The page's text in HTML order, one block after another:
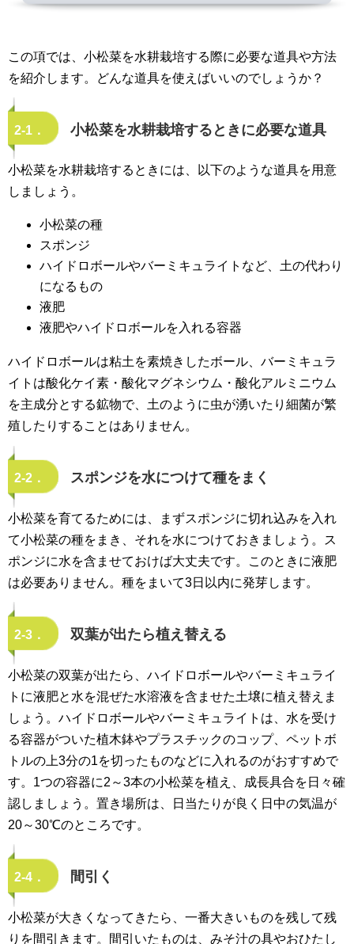
この項では、小松菜を水耕栽培する際に必要な道具や方法
を紹介します。どんな道具を使えばいいのでしょうか？
2-1． 小松菜を水耕栽培するときに必要な道具
小松菜を水耕栽培するときには、以下のような道具を用意
しましょう。
小松菜の種
スポンジ
ハイドロボールやバーミキュライトなど、土の代わり
になるもの
液肥
液肥やハイドロボールを入れる容器
ハイドロボールは粘土を素焼きしたボール、バーミキュラ
イトは酸化ケイ素・酸化マグネシウム・酸化アルミニウム
を主成分とする鉱物で、土のように虫が湧いたり細菌が繁
殖したりすることはありません。
2-2． スポンジを水につけて種をまく
小松菜を育てるためには、まずスポンジに切れ込みを入れ
て小松菜の種をまき、それを水につけておきましょう。ス
ポンジに水を含ませておけば大丈夫です。このときに液肥
は必要ありません。種をまいて3日以内に発芽します。
2-3． 双葉が出たら植え替える
小松菜の双葉が出たら、ハイドロボールやバーミキュライ
トに液肥と水を混ぜた水溶液を含ませた土壌に植え替えま
しょう。ハイドロボールやバーミキュライトは、水を受け
る容器がついた植木鉢やプラスチックのコップ、ペットボ
トルの上3分の1を切ったものなどに入れるのがおすすめで
す。1つの容器に2～3本の小松菜を植え、成長具合を日々確
認しましょう。置き場所は、日当たりが良く日中の気温が
20～30℃のところです。
2-4． 間引く
小松菜が大きくなってきたら、一番大きいものを残して残
りを間引きます。間引いたものは、みそ汁の具やおひたし